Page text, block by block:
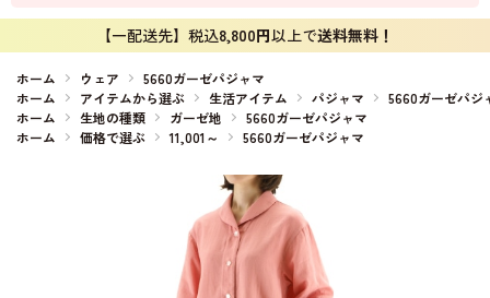
【一配送先】税込8,800円以上で送料無料！
ホーム ウェア
5660ガーゼパジャマ
ホーム
アイテムから選ぶ 生活アイテム パジャマ
5660ガーゼパジ
ホーム
生地の種類 ガーゼ地
5660ガーゼパジャマ
ホーム
価格で選ぶ 11,001～ 5660ガーゼパジャマ